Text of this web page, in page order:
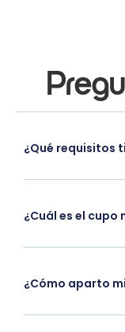
¿Qué requisitos
¿Cuál es el cupo
¿Cómo aparto